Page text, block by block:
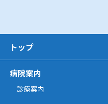
トップ
病院案内
診療案内